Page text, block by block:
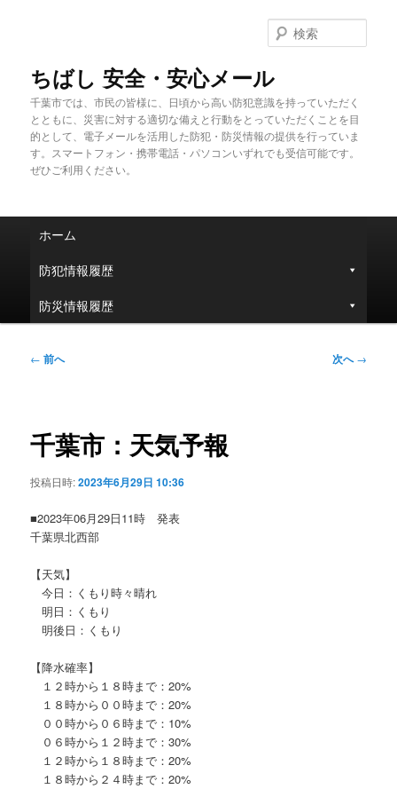
ちばし 安全・安心メール
千葉市では、市民の皆様に、日頃から高い防犯意識を持っていただく
とともに、災害に対する適切な備えと行動をとっていただくことを目
的として、電子メールを活用した防犯・防災情報の提供を行っていま
す。スマートフォン・携帯電話・パソコンいずれでも受信可能です。
ぜひご利用ください。
索
ュ
ホーム
防犯情報履歴
防災情報履歴
投
ゲ
ー
ョ
← 前へ 次へ→
千葉市：天気予報
投稿日時:2023年6月29日 10:36
■2023年06月29日11時 発表
千葉県北西部
【天気】
今日：くもり時々晴れ
明日：くもり
明後日：くもり
【降水確率】
１２時から１８時まで：20%
１８時から００時まで：20%
００時から０６時まで：10%
０６時から１２時まで：30%
１２時から１８時まで：20%
１８時から２４時まで：20%